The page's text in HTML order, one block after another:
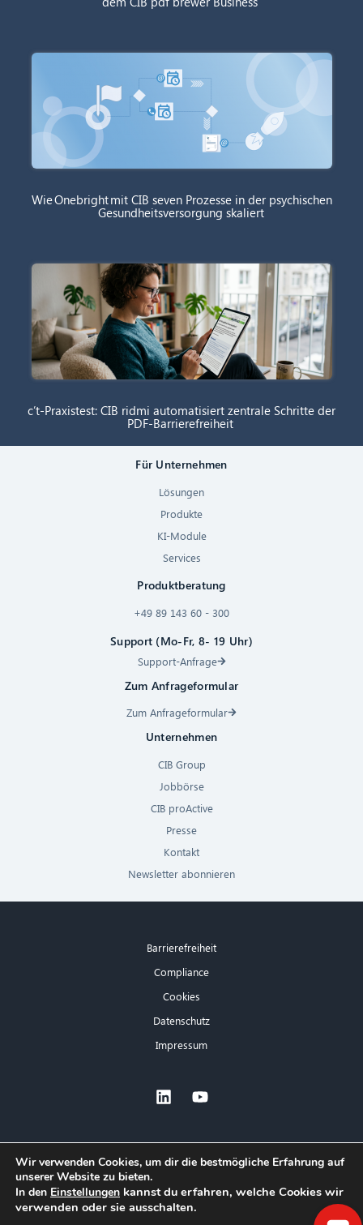
Wie Onebright mit CIB seven Prozesse in der psychischen
Gesundheitsversorgung skaliert
c’t-Praxistest: CIB ridmi automatisiert zentrale Schritte der
PDF-Barrierefreiheit
Für Unternehmen
Lösungen
Produkte
KI-Module
Services
Produktberatung
+49 89 143 60 - 300
Support (Mo-Fr, 8- 19 Uhr)
Support-Anfrage
Zum Anfrageformular
Zum Anfrageformular
Unternehmen
CIB Group
Jobbörse
CIB proActive
Presse
Kontakt
Newsletter abonnieren
Barrierefreiheit
Compliance
Cookies
Datenschutz
Impressum
Wir verwenden Cookies, um dir die bestmögliche Erfahrung auf
unserer Website zu bieten.
In den Einstellungen kannst du erfahren, welche Cookies wir
verwenden oder sie ausschalten.